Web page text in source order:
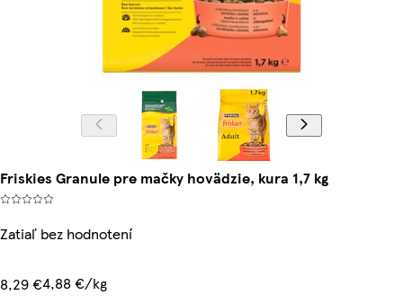
Friskies Granule pre mačky hovädzie, kura 1,7 kg
Zatiaľ bez hodnotení
8,29 €4,88 €/kg